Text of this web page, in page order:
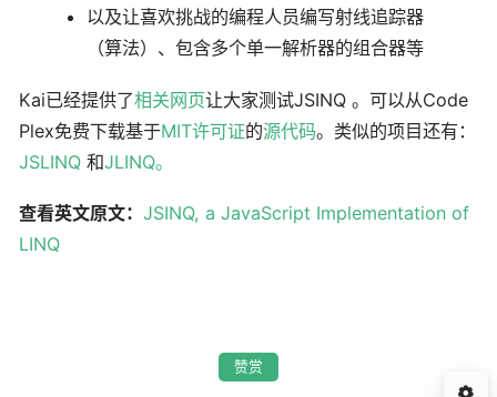
以及让喜欢挑战的编程人员编写射线追踪器
（算法）、包含多个单一解析器的组合器等
Kai已经提供了相关网页让大家测试JSINQ 。可以从Code
Plex免费下载基于MIT许可证的源代码。类似的项目还有：
JSLINQ 和JLINQ。
查看英文原文： JSINQ, a JavaScript Implementation of
LINQ
赞赏